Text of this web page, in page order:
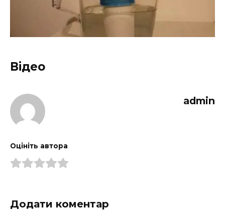
Відео
admin
Оцініть автора
Додати коментар